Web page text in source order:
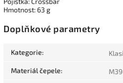
Hmotnost: 63 g
Doplňkové parametry
Kategorie:
Materiál čepele: